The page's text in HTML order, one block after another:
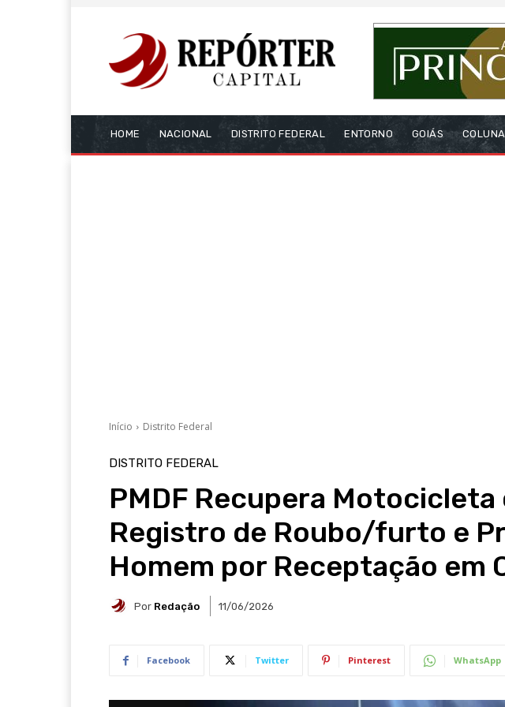
HOME NACIONAL DISTRITO FEDERAL ENTORNO GOIÁS
Início Distrito Federal
DISTRITO FEDERAL
PMDF Recupera Motocicleta
Registro de Roubo/furto e
Homem por Receptação em
Por Redação 11/06/2026
Facebook Twitter Pinterest WhatsApp